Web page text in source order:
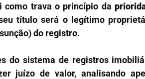
como trava o princípio da
título será o legítimo
do registro.
do sistema de registros
juízo de valor, analisando